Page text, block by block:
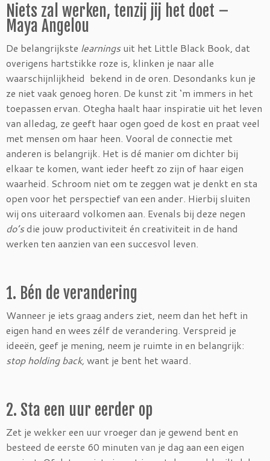
Niets zal werken, tenzij jij het doet –
Maya Angelou
De belangrijkste learningsuit het Little Black Book, dat
overigens hartstikke roze is, klinken je naar alle
waarschijnlijkheid bekend in de oren. Desondanks kun je
ze niet vaak genoeg horen. De kunst zit ‘m immers in het
toepassen ervan. Otegha haalt haar inspiratie uit het leven
van alledag, ze geeft haar ogen goed de kost en praat veel
met mensen om haar heen. Vooral de connectie met
anderen is belangrijk. Het is dé manier om dichter bij
elkaar te komen, want ieder heeft zo zijn of haar eigen
waarheid. Schroom niet om te zeggen wat je denkt en sta
open voor het perspectief van een ander. Hierbij sluiten
wij ons uiteraard volkomen aan. Evenals bij deze negen
do’sdie jouw productiviteit én creativiteit in de hand
werken ten aanzien van een succesvol leven.
1. Bén de verandering
Wanneer je iets graag anders ziet, neem dan het heft in
eigen hand en wees zélf de verandering. Verspreid je
ideeën, geef je mening, neem je ruimte in en belangrijk:
stop holding back, want je bent het waard.
2. Sta een uur eerder op
Zet je wekker een uur vroeger dan je gewend bent en
besteed de eerste 60 minuten van je dag aan een eigen